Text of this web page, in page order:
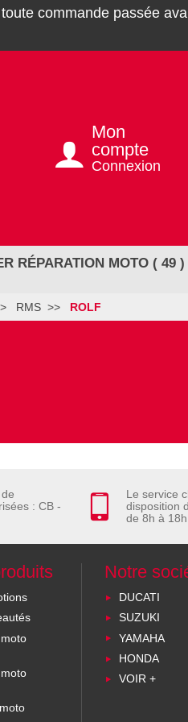
commande passée
Mon
compte
Connexion
RÉPARATION MOTO ( 49 )
RMS ROLF
: CB -
Le service
disposition
de 8h à 18h
Notre
DUCATI
SUZUKI
YAMAHA
HONDA
VOIR +